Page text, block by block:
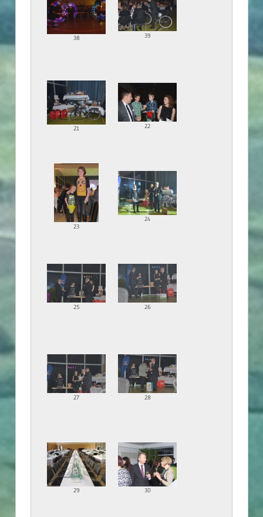
38 39
21 22
23
24
25 26
27 28
29 30